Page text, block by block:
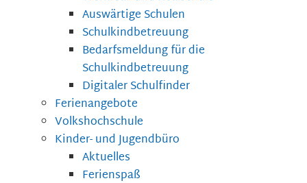
Auswärtige Schulen
Schulkindbetreuung
Bedarfsmeldung für die
Schulkindbetreuung
Digitaler Schulfinder
Ferienangebote
Volkshochschule
Kinder- und Jugendbüro
Aktuelles
Ferienspaß